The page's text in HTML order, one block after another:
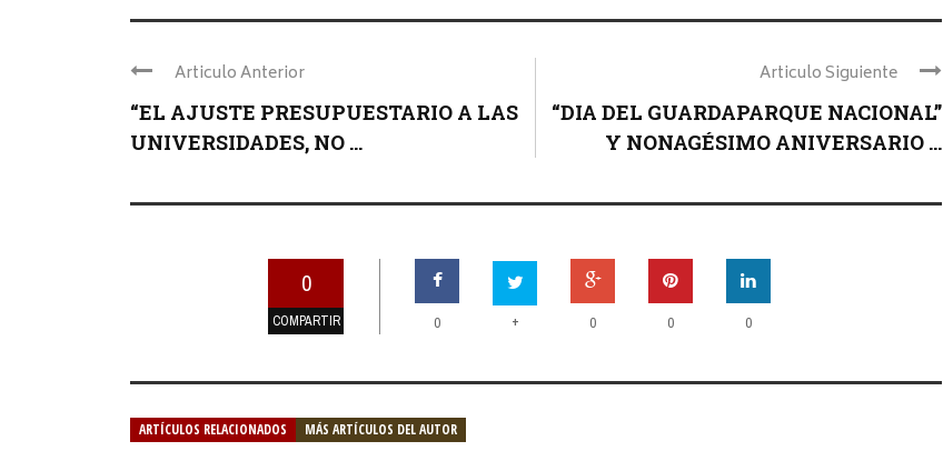
Articulo Anterior
“EL AJUSTE PRESUPUESTARIO A LAS
UNIVERSIDADES, NO ...
Articulo Siguiente
“DIA DEL GUARDAPARQUE NACIONAL”
Y NONAGÉSIMO ANIVERSARIO ...
0
COMPARTIR 0 + 0 0 0
ARTÍCULOS RELACIONADOS MÁS ARTÍCULOS DEL AUTOR